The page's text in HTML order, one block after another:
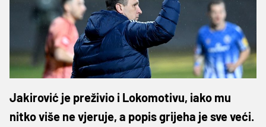
Jakirović je preživio i Lokomotivu, iako mu
nitko više ne vjeruje, a popis grijeha je sve veći.